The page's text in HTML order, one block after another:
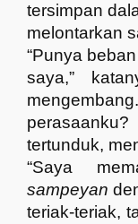
tersimpan
melontarkan
“Punya
saya,”
tertunduk,
“Saya
sampeyan
teriak-teriak,